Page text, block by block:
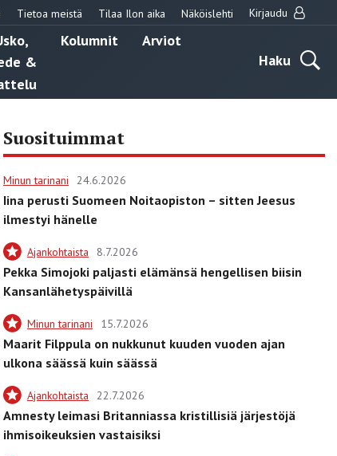
Tietoa meistä Tilaa Ilon aika Näköislehti Kirjaudu
&
Kolumnit
Arviot
Haku
Suosituimmat
Minun tarinani 24.6.2026
Iina perusti Suomeen Noitaopiston – sitten Jeesus
ilmestyi hänelle
Ajankohtaista 8.7.2026
Pekka Simojoki paljasti elämänsä hengellisen biisin
Kansanlähetyspäivillä
Minun tarinani 15.7.2026
Maarit Filppula on nukkunut kuuden vuoden ajan
ulkona säässä kuin säässä
Ajankohtaista 22.7.2026
Amnesty leimasi Britanniassa kristillisiä järjestöjä
ihmisoikeuksien vastaisiksi